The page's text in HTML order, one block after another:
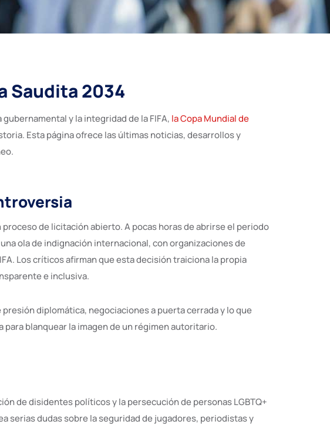
Saudita 2034
y la integridad de la FIFA, la Copa Mundial de
Esta página ofrece las últimas noticias, desarrollos y
proceso de licitación abierto. A pocas horas de abrirse el periodo
ola de indignación internacional, con organizaciones de
Los críticos afirman que esta decisión traiciona la propia
e inclusiva.
diplomática, negociaciones a puerta cerrada y lo que
blanquear la imagen de un régimen autoritario.
de disidentes políticos y la persecución de personas LGBTQ+
serias dudas sobre la seguridad de jugadores, periodistas y